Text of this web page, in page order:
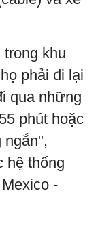
khu
phải đi lại
qua những
phút hoặc
ngắn",
hệ thống
-